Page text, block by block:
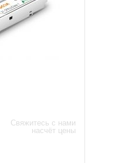
Свяжитесь с нами
насчёт цены